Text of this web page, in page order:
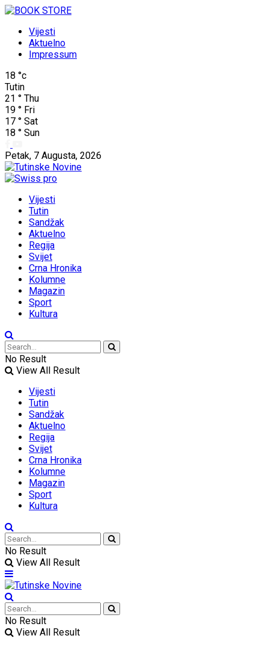
Vijesti
Aktuelno
Impressum
18 °c
Tutin
21 ° Thu
19 ° Fri
17 ° Sat
18 ° Sun
Petak, 7 Augusta, 2026
Vijesti
Tutin
Sandžak
Aktuelno
Regija
Svijet
Crna Hronika
Kolumne
Magazin
Sport
Kultura
No Result
View All Result
Vijesti
Tutin
Sandžak
Aktuelno
Regija
Svijet
Crna Hronika
Kolumne
Magazin
Sport
Kultura
No Result
View All Result
No Result
View All Result